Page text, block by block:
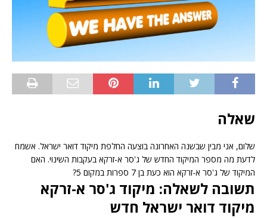
שאלה
שלום, אני מבין שבשנה האחרונה בוצעה החלפת מיקוד דואר ישראל. אשמח
לדעת מה מספר המיקוד החדש של ג'סר א-זרקא בעקבות השינוי. האם
המיקוד של ג'סר א-זרקא הוא כעת בן 7 ספרות במקום 5?
תשובה לשאלה: מיקוד ג'סר א-זרקא
מיקוד דואר ישראל חדש